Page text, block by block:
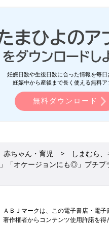
妊娠日数や生後日数に合った情報を毎日
妊娠中から産後まで長く使える無料ア
無料ダウンロード
赤ちゃん・育児
しまむら
「オケージョンにも◎」プチプ
ＡＢＪマークは、この電子書店・電子
著作権者からコンテンツ使用許諾を得